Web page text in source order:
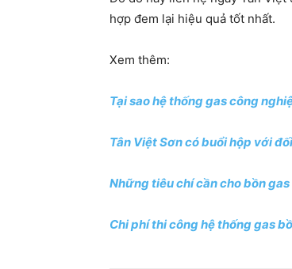
hợp đem lại hiệu quả tốt nhất.
Xem thêm:
Tại sao hệ thống gas công
Tân Việt Sơn có buổi hộp với
Những tiêu chí cần cho bồn
Chi phí thi công hệ thống gas